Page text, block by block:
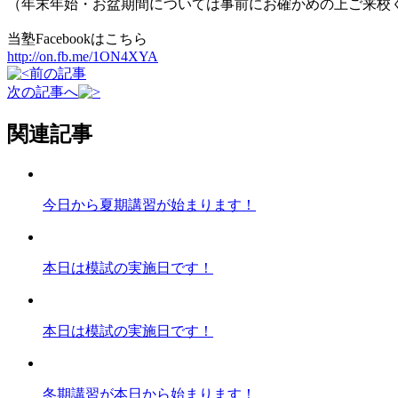
（年末年始・お盆期間については事前にお確かめの上ご来校
当塾Facebookはこちら
http://on.fb.me/1ON4XYA
前の記事
次の記事へ
関連記事
今日から夏期講習が始まります！
本日は模試の実施日です！
本日は模試の実施日です！
冬期講習が本日から始まります！